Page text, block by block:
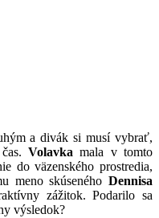
a divák si musí vybrať,
Volavka mala v tomto
do väzenského prostredia,
meno skúseného Dennisa
zážitok. Podarilo sa
výsledok?